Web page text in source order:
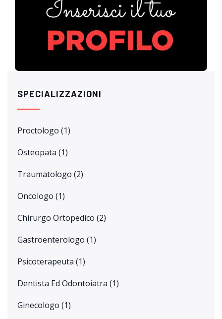
SPECIALIZZAZIONI
Proctologo (1)
Osteopata (1)
Traumatologo (2)
Oncologo (1)
Chirurgo Ortopedico (2)
Gastroenterologo (1)
Psicoterapeuta (1)
Dentista Ed Odontoiatra (1)
Ginecologo (1)